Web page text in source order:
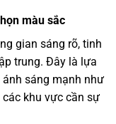
màu sắc
gian sáng rõ, tinh
trung. Đây là lựa
sáng mạnh như
các khu vực cần sự